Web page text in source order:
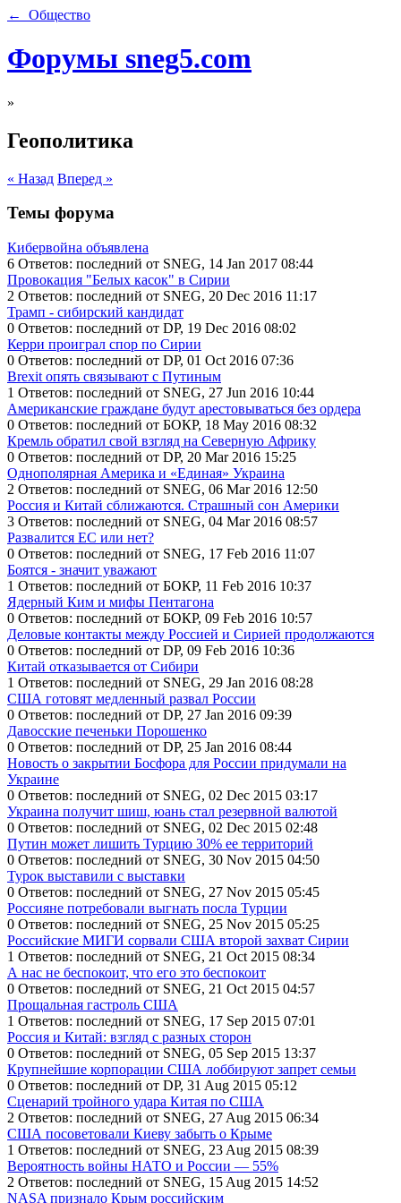
← Общество
Форумы sneg5.com
»
Геополитика
« Назад Вперед »
Темы форума
Кибервойна объявлена
6 Ответов: последний от SNEG, 14 Jan 2017 08:44
Провокация "Белых касок" в Сирии
2 Ответов: последний от SNEG, 20 Dec 2016 11:17
Трамп - сибирский кандидат
0 Ответов: последний от DP, 19 Dec 2016 08:02
Керри проиграл спор по Сирии
0 Ответов: последний от DP, 01 Oct 2016 07:36
Brexit опять связывают с Путиным
1 Ответов: последний от SNEG, 27 Jun 2016 10:44
Американские граждане будут арестовываться без ордера
0 Ответов: последний от БОКР, 18 May 2016 08:32
Кремль обратил свой взгляд на Северную Африку
0 Ответов: последний от DP, 20 Mar 2016 15:25
Однополярная Америка и «Единая» Украина
2 Ответов: последний от SNEG, 06 Mar 2016 12:50
Россия и Китай сближаются. Страшный сон Америки
3 Ответов: последний от SNEG, 04 Mar 2016 08:57
Развалится ЕС или нет?
0 Ответов: последний от SNEG, 17 Feb 2016 11:07
Боятся - значит уважают
1 Ответов: последний от БОКР, 11 Feb 2016 10:37
Ядерный Ким и мифы Пентагона
0 Ответов: последний от БОКР, 09 Feb 2016 10:57
Деловые контакты между Россией и Сирией продолжаются
0 Ответов: последний от DP, 09 Feb 2016 10:36
Китай отказывается от Сибири
1 Ответов: последний от SNEG, 29 Jan 2016 08:28
США готовят медленный развал России
0 Ответов: последний от DP, 27 Jan 2016 09:39
Давосские печеньки Порошенко
0 Ответов: последний от DP, 25 Jan 2016 08:44
Новость о закрытии Босфора для России придумали на
Украине
0 Ответов: последний от SNEG, 02 Dec 2015 03:17
Украина получит шиш, юань стал резервной валютой
0 Ответов: последний от SNEG, 02 Dec 2015 02:48
Путин может лишить Турцию 30% ее территорий
0 Ответов: последний от SNEG, 30 Nov 2015 04:50
Турок выставили с выставки
0 Ответов: последний от SNEG, 27 Nov 2015 05:45
Россияне потребовали выгнать посла Турции
0 Ответов: последний от SNEG, 25 Nov 2015 05:25
Российские МИГИ сорвали США второй захват Сирии
1 Ответов: последний от SNEG, 21 Oct 2015 08:34
А нас не беспокоит, что его это беспокоит
0 Ответов: последний от SNEG, 21 Oct 2015 04:57
Прощальная гастроль США
1 Ответов: последний от SNEG, 17 Sep 2015 07:01
Россия и Китай: взгляд с разных сторон
0 Ответов: последний от SNEG, 05 Sep 2015 13:37
Крупнейшие корпорации США лоббируют запрет семьи
0 Ответов: последний от DP, 31 Aug 2015 05:12
Сценарий тройного удара Китая по США
2 Ответов: последний от SNEG, 27 Aug 2015 06:34
США посоветовали Киеву забыть о Крыме
1 Ответов: последний от SNEG, 23 Aug 2015 08:39
Вероятность войны НАТО и России — 55%
2 Ответов: последний от SNEG, 15 Aug 2015 14:52
NASA признало Крым российским